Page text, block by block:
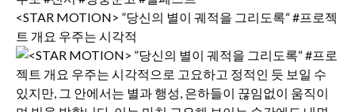
<STAR MOTION> ”당신의 별이 궤적을 그리도록“ #프로젝
트 개요 우주는 시각적